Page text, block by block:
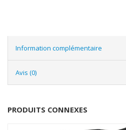
Information complémentaire
Avis (0)
PRODUITS CONNEXES